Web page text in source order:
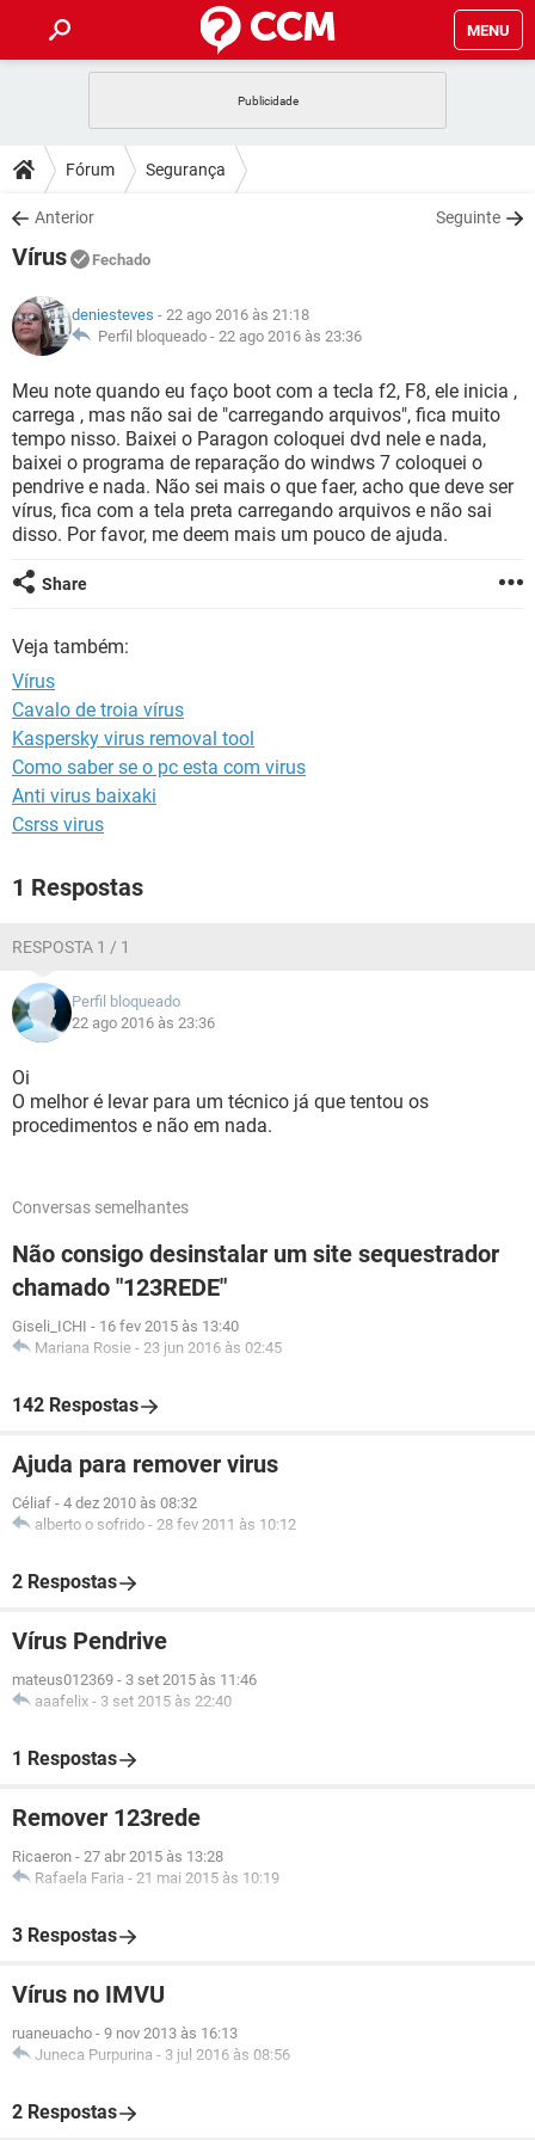
MENU
CELULAR
OUTLOOK
INSTAGRAM
GUIA DE COMPRAS
DICAS
JOGOS
INSTAGRAM GMAIL
GUIA DE COMPRAS
DOWNLOADS
JOGOS
CELULAR
OUTLOOK EXCEL
INSTAGRAM
GUIA DE COMPRAS
JOGOS WHATSAPP
CELULAR
OUTLOOK EXCEL
INSTAGRAM GMAIL
GUIA DE COMPRAS
GLOSSÁRIO
JOGOS WHATSAPP
CELULAR FACEBOOK
OUTLOOK EXCEL
INSTAGRAM GMAIL
GUIA DE COMPRAS
Fórum Segurança
Anterior Seguinte
Vírus Fechado
deniesteves - 22 ago 2016 às 21:18
Perfil bloqueado - 22 ago 2016 às 23:36
Meu note quando eu faço boot com a tecla f2, F8, ele inicia ,
carrega , mas não sai de "carregando arquivos", fica muito
tempo nisso. Baixei o Paragon coloquei dvd nele e nada,
baixei o programa de reparação do windws 7 coloquei o
pendrive e nada. Não sei mais o que faer, acho que deve ser
vírus, fica com a tela preta carregando arquivos e não sai
disso. Por favor, me deem mais um pouco de ajuda.
Share
Veja também:
Vírus
Cavalo de troia vírus
Kaspersky virus removal tool
Como saber se o pc esta com virus
Anti virus baixaki
Csrss virus
1 Respostas
RESPOSTA 1 / 1
Perfil bloqueado
22 ago 2016 às 23:36
Oi
O melhor é levar para um técnico já que tentou os
procedimentos e não em nada.
Conversas semelhantes
Não consigo desinstalar um site sequestrador
chamado "123REDE"
Giseli_ICHI - 16 fev 2015 às 13:40
Mariana Rosie - 23 jun 2016 às 02:45
142 Respostas
Ajuda para remover virus
Céliaf - 4 dez 2010 às 08:32
alberto o sofrido - 28 fev 2011 às 10:12
2 Respostas
Vírus Pendrive
mateus012369 - 3 set 2015 às 11:46
aaafelix - 3 set 2015 às 22:40
1 Respostas
Remover 123rede
Ricaeron - 27 abr 2015 às 13:28
Rafaela Faria - 21 mai 2015 às 10:19
3 Respostas
Vírus no IMVU
ruaneuacho - 9 nov 2013 às 16:13
Juneca Purpurina - 3 jul 2016 às 08:56
2 Respostas